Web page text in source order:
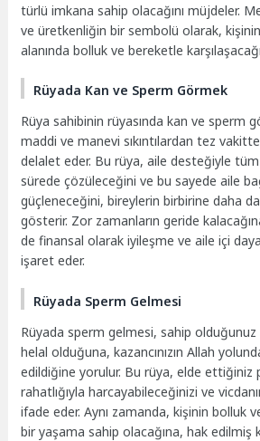
türlü imkana sahip olacağını müjdeler.
ve üretkenliğin bir sembolü olarak, kişinin
alanında bolluk ve bereketle
Rüyada Kan ve Sperm Görmek
Rüya sahibinin rüyasında kan ve sperm
maddi ve manevi sıkıntılardan tez
delalet eder. Bu rüya, aile desteğiyle
sürede çözüleceğini ve bu sayede aile
güçleneceğini, bireylerin birbirine daha
gösterir. Zor zamanların geride
de finansal olarak iyileşme ve aile içi
işaret eder.
Rüyada Sperm Gelmesi
Rüyada sperm gelmesi, sahip olduğunuz
helal olduğuna, kazancınızın Allah
edildiğine yorulur. Bu rüya, elde ettiğiniz
rahatlığıyla harcayabileceğinizi ve
ifade eder. Aynı zamanda, kişinin bolluk
bir yaşama sahip olacağına, hak edilmiş